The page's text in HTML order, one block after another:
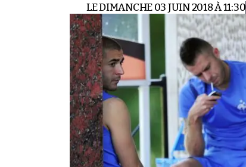
LE DIMANCHE 03 JUIN 2018 À 11:30